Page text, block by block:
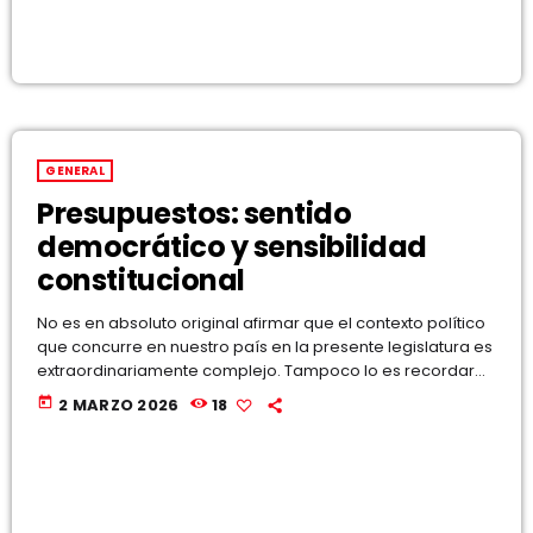
GENERAL
Presupuestos: sentido
democrático y sensibilidad
constitucional
No es en absoluto original afirmar que el contexto político
que concurre en nuestro país en la presente legislatura es
extraordinariamente complejo. Tampoco lo es recordar
que la causa principal que provoca la actual situación
está en el origen mismo de la legislatura. La mayoría
today 2 MARZO 2026 18